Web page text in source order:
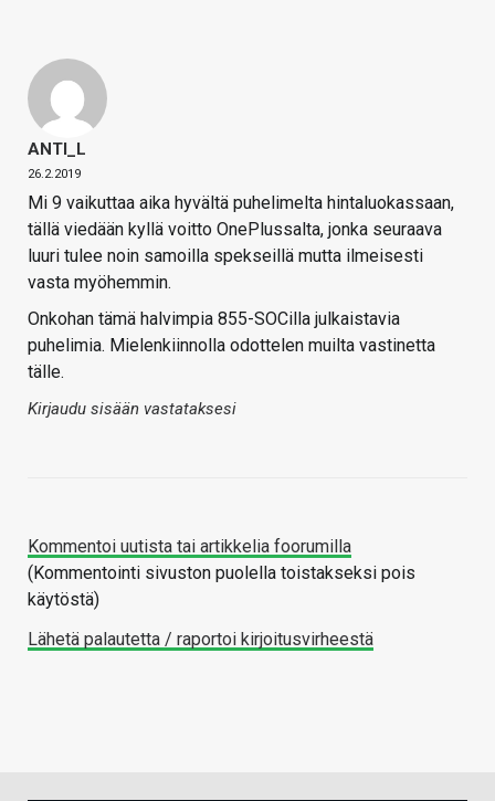
ANTI_L
26.2.2019
Mi 9 vaikuttaa aika hyvältä puhelimelta hintaluokassaan,
tällä viedään kyllä voitto OnePlussalta, jonka seuraava
luuri tulee noin samoilla spekseillä mutta ilmeisesti
vasta myöhemmin.
Onkohan tämä halvimpia 855-SOCilla julkaistavia
puhelimia. Mielenkiinnolla odottelen muilta vastinetta
tälle.
Kirjaudu sisään vastataksesi
Kommentoi uutista tai artikkelia foorumilla
(Kommentointi sivuston puolella toistakseksi pois
käytöstä)
Lähetä palautetta / raportoi kirjoitusvirheestä